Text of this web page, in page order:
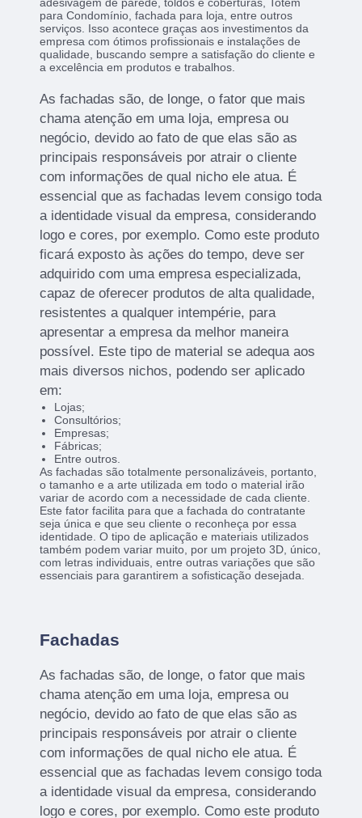
para Condomínio, fachada para loja, entre outros
serviços. Isso acontece graças aos investimentos da
empresa com ótimos profissionais e instalações de
qualidade, buscando sempre a satisfação do cliente e
a excelência em produtos e trabalhos.
As fachadas são, de longe, o fator que mais
chama atenção em uma loja, empresa ou
negócio, devido ao fato de que elas são as
principais responsáveis por atrair o cliente
com informações de qual nicho ele atua. É
essencial que as fachadas levem consigo toda
a identidade visual da empresa, considerando
logo e cores, por exemplo. Como este produto
ficará exposto às ações do tempo, deve ser
adquirido com uma empresa especializada,
capaz de oferecer produtos de alta qualidade,
resistentes a qualquer intempérie, para
apresentar a empresa da melhor maneira
possível. Este tipo de material se adequa aos
mais diversos nichos, podendo ser aplicado
em:
Lojas;
Consultórios;
Empresas;
Fábricas;
Entre outros.
As fachadas são totalmente personalizáveis, portanto,
o tamanho e a arte utilizada em todo o material irão
variar de acordo com a necessidade de cada cliente.
Este fator facilita para que a fachada do contratante
seja única e que seu cliente o reconheça por essa
identidade. O tipo de aplicação e materiais utilizados
também podem variar muito, por um projeto 3D, único,
com letras individuais, entre outras variações que são
essenciais para garantirem a sofisticação desejada.
Fachadas
As fachadas são, de longe, o fator que mais
chama atenção em uma loja, empresa ou
negócio, devido ao fato de que elas são as
principais responsáveis por atrair o cliente
com informações de qual nicho ele atua. É
essencial que as fachadas levem consigo toda
a identidade visual da empresa, considerando
logo e cores, por exemplo. Como este produto